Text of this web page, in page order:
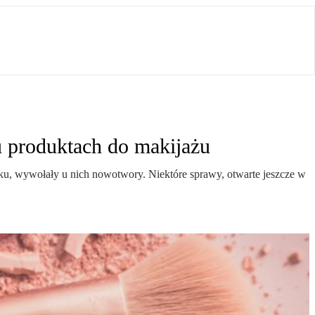
do makijażu
wywołały u nich nowotwory. Niektóre sprawy, otwarte jeszcze w